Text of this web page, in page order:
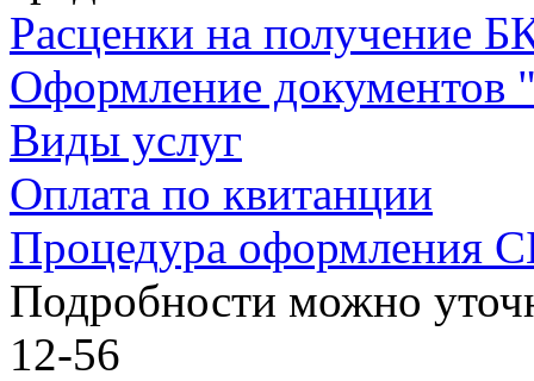
Расценки на получение
Оформление документов
Виды услуг
Оплата по квитанции
Процедура оформления
Подробности можно
12-56